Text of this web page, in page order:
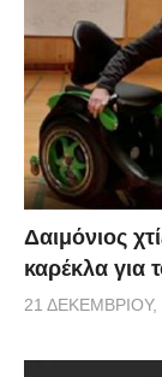
Δαιμόνιος
καρέκλα για
21 ΔΕΚΕΜΒΡΊΟΥ,